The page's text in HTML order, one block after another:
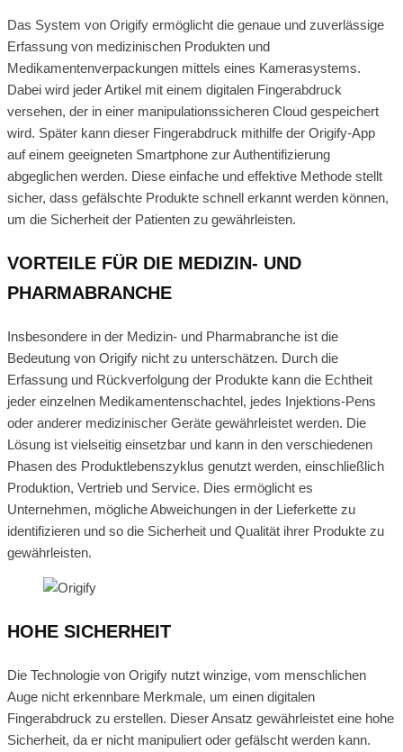
Das System von Origify ermöglicht die genaue und zuverlässige
Erfassung von medizinischen Produkten und
Medikamentenverpackungen mittels eines Kamerasystems.
Dabei wird jeder Artikel mit einem digitalen Fingerabdruck
versehen, der in einer manipulationssicheren Cloud gespeichert
wird. Später kann dieser Fingerabdruck mithilfe der Origify-App
auf einem geeigneten Smartphone zur Authentifizierung
abgeglichen werden. Diese einfache und effektive Methode stellt
sicher, dass gefälschte Produkte schnell erkannt werden können,
um die Sicherheit der Patienten zu gewährleisten.
VORTEILE FÜR DIE MEDIZIN- UND
PHARMABRANCHE
Insbesondere in der Medizin- und Pharmabranche ist die
Bedeutung von Origify nicht zu unterschätzen. Durch die
Erfassung und Rückverfolgung der Produkte kann die Echtheit
jeder einzelnen Medikamentenschachtel, jedes Injektions-Pens
oder anderer medizinischer Geräte gewährleistet werden. Die
Lösung ist vielseitig einsetzbar und kann in den verschiedenen
Phasen des Produktlebenszyklus genutzt werden, einschließlich
Produktion, Vertrieb und Service. Dies ermöglicht es
Unternehmen, mögliche Abweichungen in der Lieferkette zu
identifizieren und so die Sicherheit und Qualität ihrer Produkte zu
gewährleisten.
HOHE SICHERHEIT
Die Technologie von Origify nutzt winzige, vom menschlichen
Auge nicht erkennbare Merkmale, um einen digitalen
Fingerabdruck zu erstellen. Dieser Ansatz gewährleistet eine hohe
Sicherheit, da er nicht manipuliert oder gefälscht werden kann.